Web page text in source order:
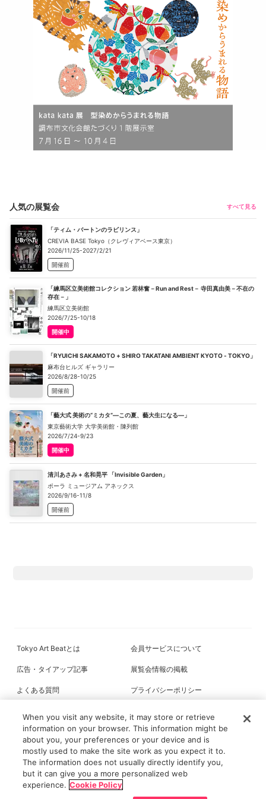
人気の展覧会 すべて見る
「ティム・バートンのラビリンス」
CREVIA BASE Tokyo（クレヴィアベース東京）
2026/11/25-2027/2/21
開催前
「練馬区立美術館コレクション 若林奮－Run and Rest－ 寺田真由美－不在の
存在－」
練馬区立美術館
2026/7/25-10/18
開催中
「RYUICHI SAKAMOTO + SHIRO TAKATANI AMBIENT KYOTO - TOKYO」
麻布台ヒルズ ギャラリー
2026/8/28-10/25
開催前
「藝大式 美術の“ミカタ”―この夏、藝大生になる―」
東京藝術大学 大学美術館・陳列館
2026/7/24-9/23
開催中
清川あさみ + 名和晃平 「Invisible Garden」
ポーラ ミュージアム アネックス
2026/9/16-11/8
開催前
Tokyo Art Beatとは 会員サービスについて
広告・タイアップ記事 展覧会情報の掲載
よくある質問 プライバシーポリシー
All content on this site is © its respective owner(s). Tokyo Art Beat (2004-
2026).
When you visit any website, it may store or retrieve
information on your browser. This information might be
about you, your preferences or your device and is
mostly used to make the site work as you expect it to.
The information does not usually directly identify you,
but it can give you a more personalized web
experience. Cookie Policy